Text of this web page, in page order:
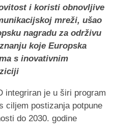
i koristi obnovljive
mreži, ušao
nagradu za održivu
koje Europska
s inovativnim